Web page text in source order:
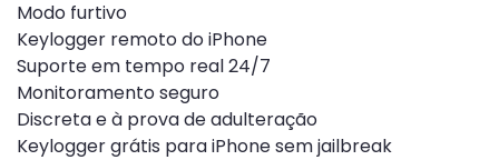
Modo furtivo
Keylogger remoto do iPhone
Suporte em tempo real 24/7
Monitoramento seguro
Discreta e à prova de adulteração
Keylogger grátis para iPhone sem jailbreak